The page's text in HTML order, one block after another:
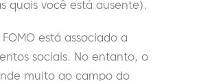
quais você está ausente).
está associado a
sociais. No entanto, o
muito ao campo do